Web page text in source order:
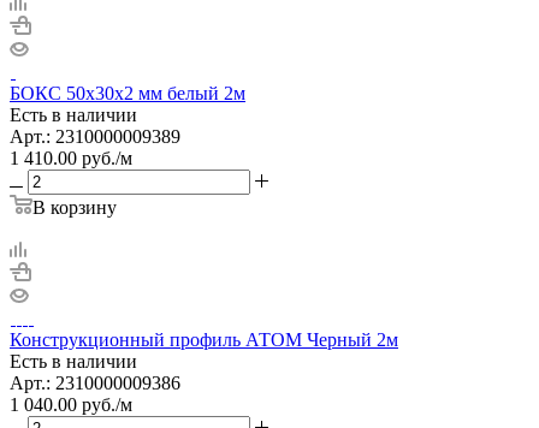
БОКС 50х30х2 мм белый 2м
Есть в наличии
Арт.: 2310000009389
1 410.00 руб./м
В корзину
Конструкционный профиль АТОМ Черный 2м
Есть в наличии
Арт.: 2310000009386
1 040.00 руб./м